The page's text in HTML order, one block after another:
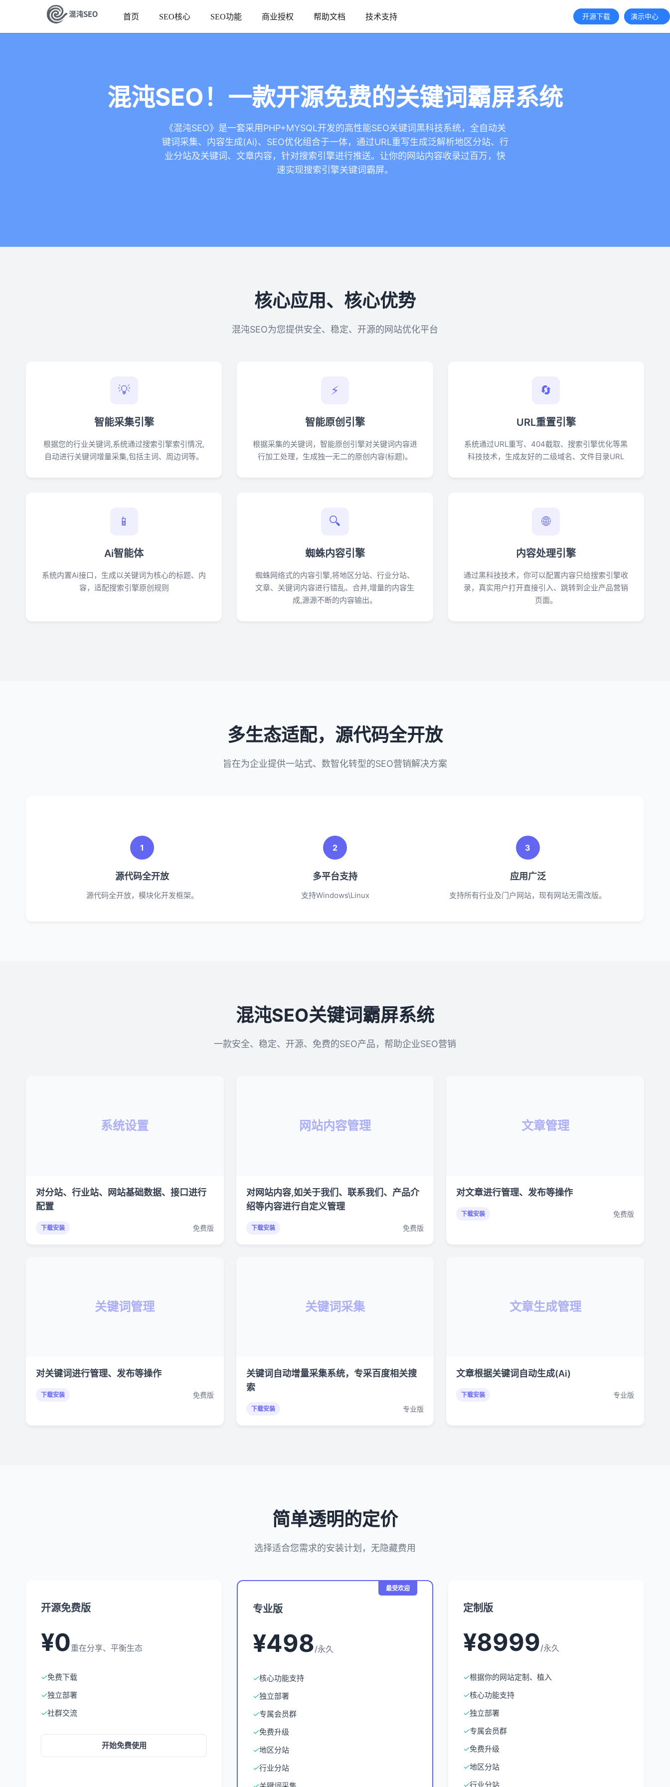
首页 SEO核心 SEO功能 商业授权 帮助文档 技术支持 开源下载 演示中心
混沌SEO！一款开源免费的关键词霸屏系统
《混沌SEO》是一套采用PHP+MYSQL开发的高性能SEO关键词黑科技系统，全自动关
键词采集、内容生成(Ai)、SEO优化组合于一体，通过URL重写生成泛解析地区分站、行
业分站及关键词、文章内容，针对搜索引擎进行推送。让你的网站内容收录过百万，快
速实现搜索引擎关键词霸屏。
核心应用、核心优势
混沌SEO为您提供安全、稳定、开源的网站优化平台
💡
智能采集引擎
根据您的行业关键词,系统通过搜索引擎索引情况,
自动进行关键词增量采集,包括主词、周边词等。
⚡
智能原创引擎
根据采集的关键词，智能原创引擎对关键词内容进
行加工处理，生成独一无二的原创内容(标题)。
🔄
URL重置引擎
系统通过URL重写、404截取、搜索引擎优化等黑
科技技术，生成友好的二级域名、文件目录URL
📱
Ai智能体
系统内置Ai接口，生成以关键词为核心的标题、内
容，适配搜索引擎原创规则
🔍
蜘蛛内容引擎
蜘蛛网络式的内容引擎,将地区分站、行业分站、
文章、关键词内容进行错乱、合并,增量的内容生
成,源源不断的内容输出。
🌐
内容处理引擎
通过黑科技技术，你可以配置内容只给搜索引擎收
录，真实用户打开直接引入、跳转到企业产品营销
页面。
多生态适配，源代码全开放
旨在为企业提供一站式、数智化转型的SEO营销解决方案
1
源代码全开放
源代码全开放，模块化开发框架。
2
多平台支持
支持Windows\Linux
3
应用广泛
支持所有行业及门户网站，现有网站无需改版。
混沌SEO关键词霸屏系统
一款安全、稳定、开源、免费的SEO产品，帮助企业SEO营销
系统设置
对分站、行业站、网站基础数据、接口进行
配置
下载安装 免费版
网站内容管理
对网站内容,如关于我们、联系我们、产品介
绍等内容进行自定义管理
下载安装 免费版
文章管理
对文章进行管理、发布等操作
下载安装 免费版
关键词管理
对关键词进行管理、发布等操作
下载安装 免费版
关键词采集
关键词自动增量采集系统，专采百度相关搜
索
下载安装 专业版
文章生成管理
文章根据关键词自动生成(Ai)
下载安装 专业版
简单透明的定价
选择适合您需求的安装计划，无隐藏费用
开源免费版
¥0重在分享、平衡生态
✓免费下载
✓独立部署
✓社群交流
开始免费使用
最受欢迎
专业版
¥498/永久
✓核心功能支持
✓独立部署
✓专属会员群
✓免费升级
✓地区分站
✓行业分站
定制版
¥8999/永久
✓根据你的网站定制、植入
✓核心功能支持
✓独立部署
✓专属会员群
✓免费升级
✓地区分站
✓行业分站